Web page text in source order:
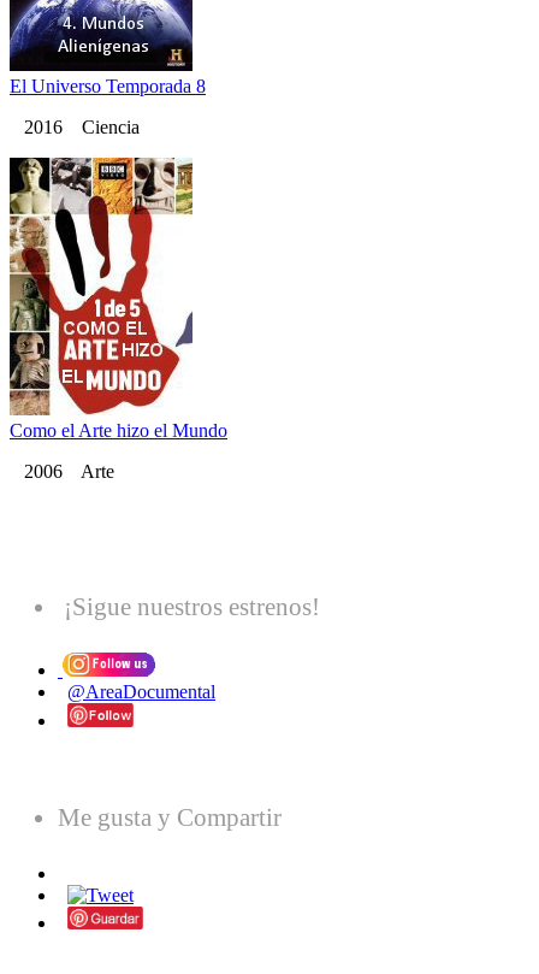
El Universo Temporada 8
2016 Ciencia
Como el Arte hizo el Mundo
2006 Arte
¡Sigue nuestros estrenos!
@AreaDocumental
Me gusta y Compartir